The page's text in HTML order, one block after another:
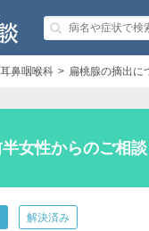
耳鼻咽喉科 扁桃腺の摘出に
女性からのご相談
解決済み